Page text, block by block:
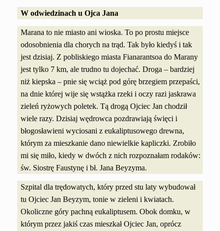
W odwiedzinach u Ojca Jana
Marana to nie miasto ani wioska. To po prostu miejsce
odosobnienia dla chorych na trąd. Tak było kiedyś i tak
jest dzisiaj. Z pobliskiego miasta Fianarantsoa do Marany
jest tylko 7 km, ale trudno tu dojechać. Droga – bardziej
niż kiepska – pnie się wciąż pod górę brzegiem przepaści,
na dnie której wije się wstążka rzeki i oczy razi jaskrawa
zieleń ryżowych poletek. Tą drogą Ojciec Jan chodził
wiele razy. Dzisiaj wędrowca pozdrawiają święci i
błogosławieni wyciosani z eukaliptusowego drewna,
którym za mieszkanie dano niewielkie kapliczki. Zrobiło
mi się miło, kiedy w dwóch z nich rozpoznałam rodaków:
św. Siostrę Faustynę i bł. Jana Beyzyma.
Szpital dla trędowatych, który przed stu laty wybudował
tu Ojciec Jan Beyzym, tonie w zieleni i kwiatach.
Okoliczne góry pachną eukaliptusem. Obok domku, w
którym przez jakiś czas mieszkał Ojciec Jan, oprócz